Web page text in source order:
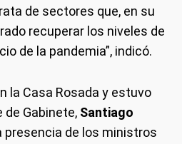
de sectores que, en su
recuperar los niveles de
de la pandemia”, indicó.
la Casa Rosada y estuvo
de Gabinete, Santiago
presencia de los ministros